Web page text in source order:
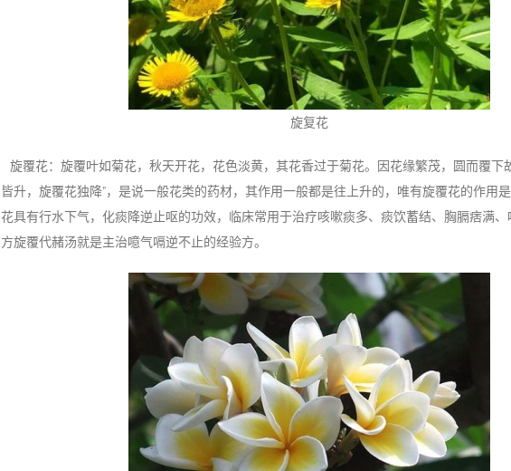
旋复花
旋覆花：旋覆叶如菊花，秋天开花，花色淡黄，其花香过于菊花。因花缘繁茂，圆而覆下
皆升，旋覆花独降”，是说一般花类的药材，其作用一般都是往上升的，唯有旋覆花的作用
花具有行水下气，化痰降逆止呕的功效，临床常用于治疗咳嗽痰多、痰饮蓄结、胸膈痞满、
方旋覆代赭汤就是主治噫气嗝逆不止的经验方。